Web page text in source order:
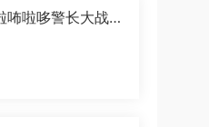
咘啦哆警长大战羚